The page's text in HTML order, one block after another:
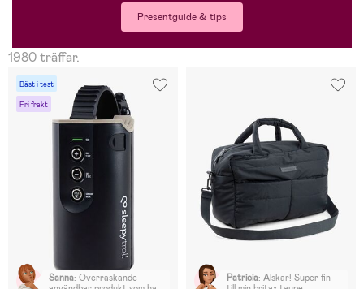
Presentguide & tips
1980 träffar.
Bäst i test
Fri frakt
Sanna: Överraskande
Patricia: Älskar! Super fin